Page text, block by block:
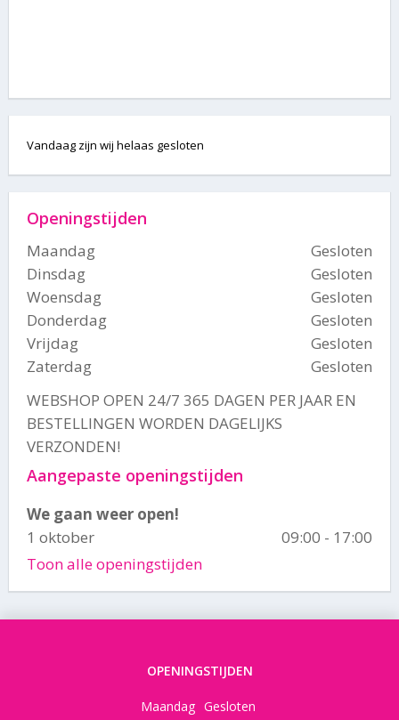
Vandaag zijn wij helaas gesloten
Openingstijden
Maandag
Gesloten
Dinsdag
Gesloten
Woensdag
Gesloten
Donderdag
Gesloten
Vrijdag
Gesloten
Zaterdag
Gesloten
WEBSHOP OPEN 24/7 365 DAGEN PER JAAR EN
BESTELLINGEN WORDEN DAGELIJKS
VERZONDEN!
Aangepaste openingstijden
We gaan weer open!
1 oktober
09:00 - 17:00
Toon alle openingstijden
OPENINGSTIJDEN
Maandag Gesloten